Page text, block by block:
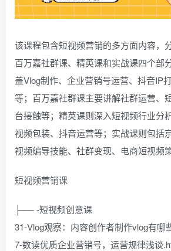
该课程包含短视频营销的多方面内容，
百万嘉社群课、精英课和实战课四个部
盖Vlog制作、企业营销号运营、抖音IP
等；百万嘉社群课主要讲解社群运营、
台接触等；精英课则深入短视频行业分
视频包装、抖音运营等；实战课则包括
视频编导技能、社群变现、电商短视频
短视频营销课
├── -短视频创意课
31-Vlog观察：内容创作者制作vlog有哪
7-数读优质企业营销号，运营规律浅谈